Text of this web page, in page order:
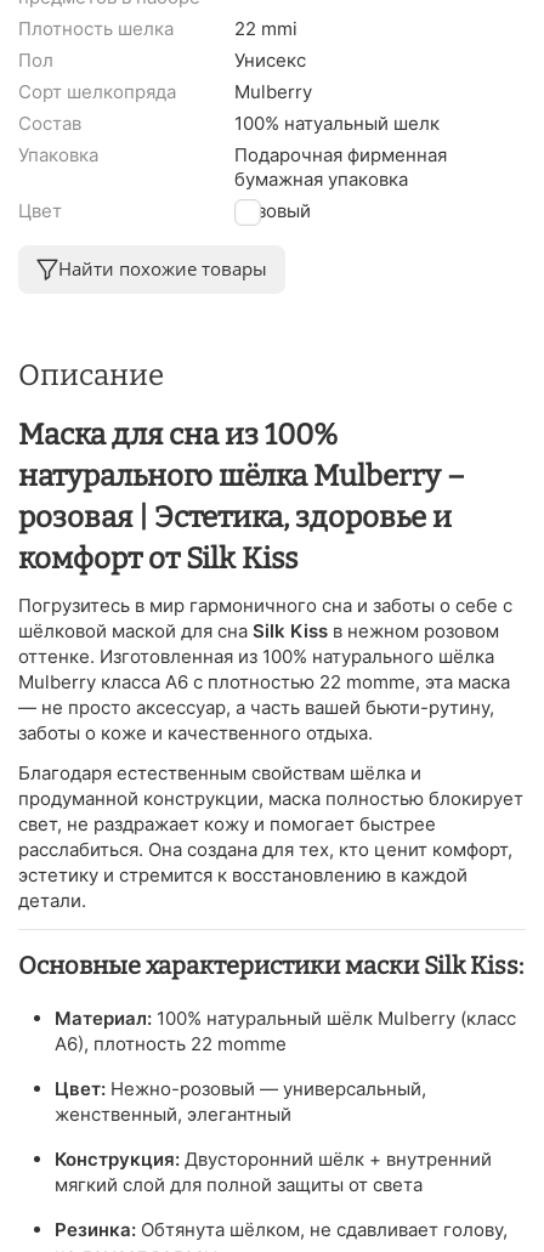
Плотность шелка
22 mmi
Пол
Унисекс
Сорт шелкопряда
Mulberry
Состав
100% натуальный шелк
Упаковка
Подарочная фирменная
бумажная упаковка
Цвет
Розовый
Найти похожие товары
Описание
Маска для сна из 100%
натурального шёлка Mulberry –
розовая | Эстетика, здоровье и
комфорт от Silk Kiss
Погрузитесь в мир гармоничного сна и заботы о себе с
шёлковой маской для сна Silk Kiss в нежном розовом
оттенке. Изготовленная из 100% натурального шёлка
Mulberry класса A6 с плотностью 22 momme, эта маска
— не просто аксессуар, а часть вашей бьюти-рутину,
заботы о коже и качественного отдыха.
Благодаря естественным свойствам шёлка и
продуманной конструкции, маска полностью блокирует
свет, не раздражает кожу и помогает быстрее
расслабиться. Она создана для тех, кто ценит комфорт,
эстетику и стремится к восстановлению в каждой
детали.
Основные характеристики маски Silk Kiss:
Материал: 100% натуральный шёлк Mulberry (класс
A6), плотность 22 momme
Цвет: Нежно-розовый — универсальный,
женственный, элегантный
Конструкция: Двусторонний шёлк + внутренний
мягкий слой для полной защиты от света
Резинка: Обтянута шёлком, не сдавливает голову,